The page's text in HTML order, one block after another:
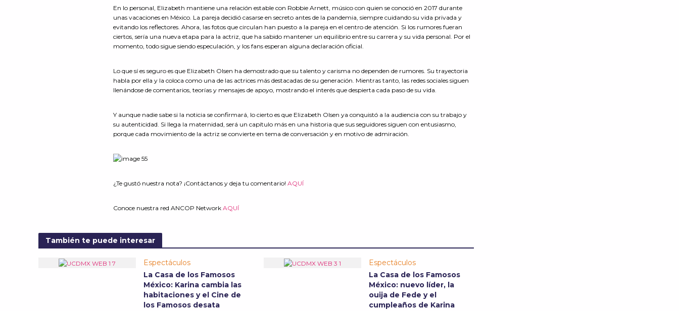
En lo personal, Elizabeth mantiene una relación estable con Robbie Arnett, músico con quien se conoció en 2017 durante
unas vacaciones en México. La pareja decidió casarse en secreto antes de la pandemia, siempre cuidando su vida privada y
evitando los reflectores. Ahora, las fotos que circulan han puesto a la pareja en el centro de atención. Si los rumores fueran
ciertos, sería una nueva etapa para la actriz, que ha sabido mantener un equilibrio entre su carrera y su vida personal. Por el
momento, todo sigue siendo especulación, y los fans esperan alguna declaración oficial.
Lo que sí es seguro es que Elizabeth Olsen ha demostrado que su talento y carisma no dependen de rumores. Su trayectoria
habla por ella y la coloca como una de las actrices más destacadas de su generación. Mientras tanto, las redes sociales siguen
llenándose de comentarios, teorías y mensajes de apoyo, mostrando el interés que despierta cada paso de su vida.
Y aunque nadie sabe si la noticia se confirmará, lo cierto es que Elizabeth Olsen ya conquistó a la audiencia con su trabajo y
su autenticidad. Si llega la maternidad, será un capítulo más en una historia que sus seguidores siguen con entusiasmo,
porque cada movimiento de la actriz se convierte en tema de conversación y en motivo de admiración.
¿Te gustó nuestra nota? ¡Contáctanos y deja tu comentario!AQUÍ
Conoce nuestra red ANCOP NetworkAQUÍ
También te puede interesar
Espectáculos
La Casa de los Famosos
México: Karina cambia las
habitaciones y el Cine de
los Famosos desata
Espectáculos
La Casa de los Famosos
México: nuevo líder, la
ouija de Fede y el
cumpleaños de Karina